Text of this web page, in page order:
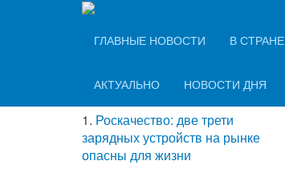
ГЛАВНЫЕ НОВОСТИ
В СТРАНЕ
АКТУАЛЬНО НОВОСТИ ДНЯ
1. Роскачество: две трети
зарядных устройств на рынке
опасны для жизни